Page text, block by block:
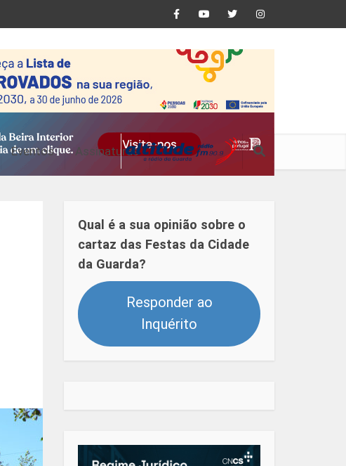
Eventos Assinaturas
Qual é a sua opinião sobre o
cartaz das Festas da Cidade
da Guarda?
Responder ao
Inquérito